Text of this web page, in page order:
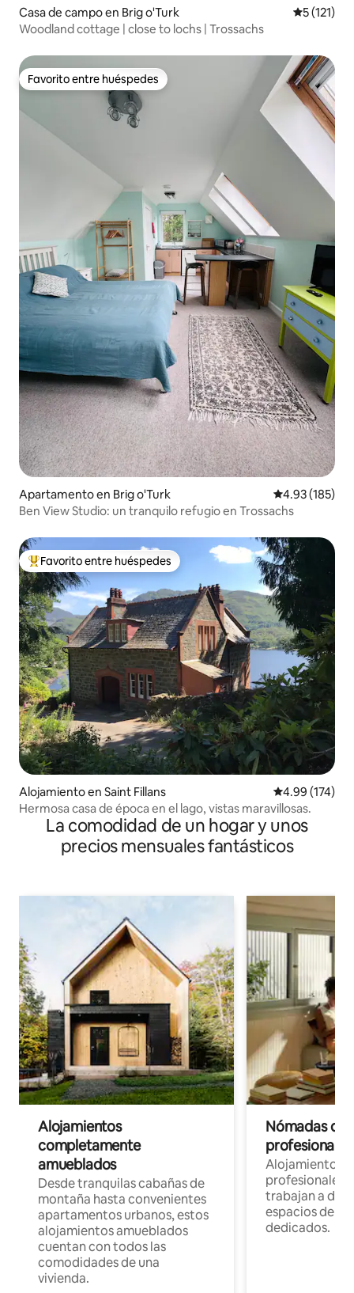
Casa de campo en Brig o'Turk
5 (121)
Woodland cottage | close to lochs | Trossachs
Favorito entre huéspedes
Favorito entre huéspedes
Apartamento en Brig o'Turk Calificación
4.93 (185)
Ben View Studio: un tranquilo refugio en Trossachs
Favorito entre huéspedes preferido
Favorito entre huéspedes
Alojamiento en Saint Fillans Calificación
4.99 (174)
Hermosa casa de época en el lago, vistas maravillosas.
La comodidad de un hogar y unos
precios mensuales fantásticos
Alojamientos
completamente
amueblados
Desde tranquilas cabañas de
montaña hasta convenientes
apartamentos urbanos, estos
alojamientos amueblados
cuentan con todos las
comodidades de una
vivienda.
Nómadas
Alojamientos
profesionales
trabajan a
espacios de
dedicados.